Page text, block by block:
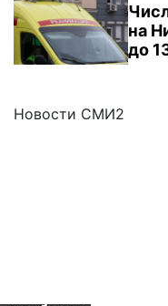
на
до
Новости СМИ2